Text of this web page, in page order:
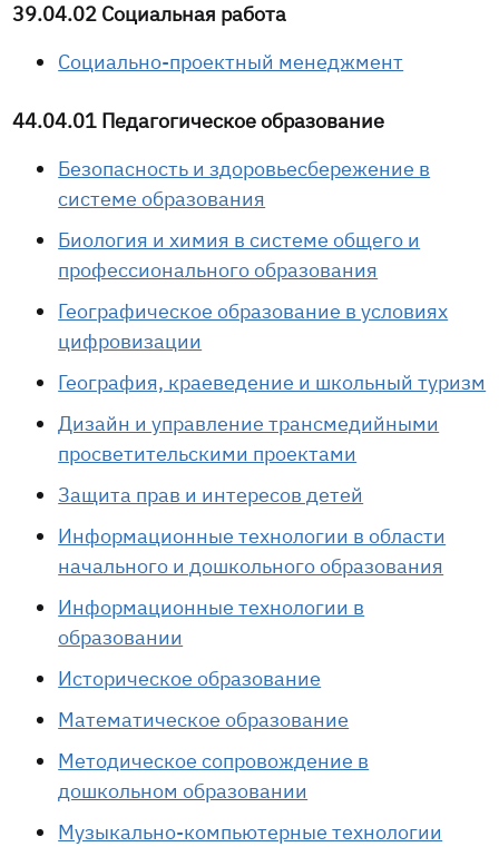
39.04.02 Социальная работа
Социально-проектный менеджмент
44.04.01 Педагогическое образование
Безопасность и здоровьесбережение в
системе образования
Биология и химия в системе общего и
профессионального образования
Географическое образование в условиях
цифровизации
География, краеведение и школьный туризм
Дизайн и управление трансмедийными
просветительскими проектами
Защита прав и интересов детей
Информационные технологии в области
начального и дошкольного образования
Информационные технологии в
образовании
Историческое образование
Математическое образование
Методическое сопровождение в
дошкольном образовании
Музыкально-компьютерные технологии